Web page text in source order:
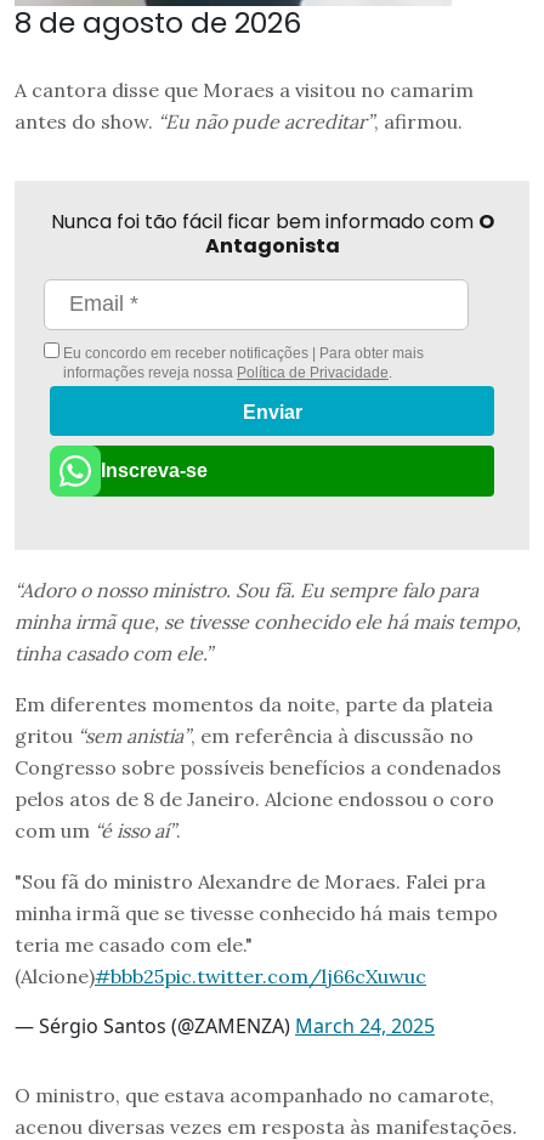
8 de agosto de 2026
A cantora disse que Moraes a visitou no camarim
antes do show. “Eu não pude acreditar”, afirmou.
Nunca foi tão fácil ficar bem informado com O
Antagonista
Eu concordo em receber notificações | Para obter mais
informações reveja nossa Política de Privacidade
Enviar
Inscreva-se
“Adoro o nosso ministro. Sou fã. Eu sempre falo para
minha irmã que, se tivesse conhecido ele há mais tempo,
tinha casado com ele.”
Em diferentes momentos da noite, parte da plateia
gritou “sem anistia”, em referência à discussão no
Congresso sobre possíveis benefícios a condenados
pelos atos de 8 de Janeiro. Alcione endossou o coro
com um “é isso aí”.
"Sou fã do ministro Alexandre de Moraes. Falei pra
minha irmã que se tivesse conhecido há mais tempo
teria me casado com ele."
(Alcione)#bbb25pic.twitter.com/lj66cXuwuc
— Sérgio Santos (@ZAMENZA) March 24, 2025
O ministro, que estava acompanhado no camarote,
acenou diversas vezes em resposta às manifestações.